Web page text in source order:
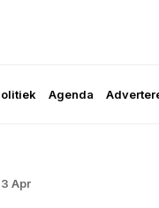
Agenda
Apr